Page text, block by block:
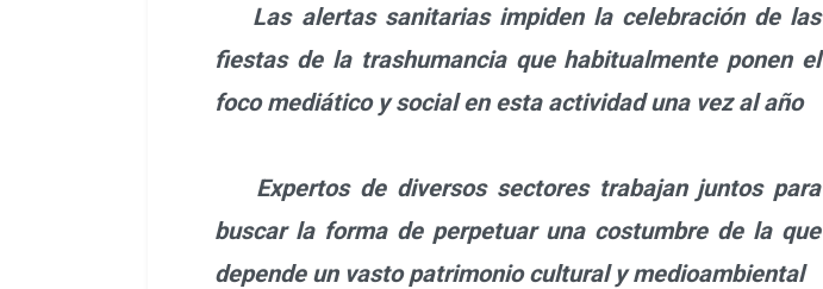
Las alertas sanitarias impiden la celebración de las
fiestas de la trashumancia que habitualmente ponen el
foco mediático y social en esta actividad una vez al año
Expertos de diversos sectores trabajan juntos para
buscar la forma de perpetuar una costumbre de la que
depende un vasto patrimonio cultural y medioambiental